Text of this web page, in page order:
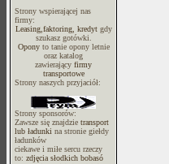
Strony wspierającej nas
firmy:
Leasing,faktoring, kredytgdy
szukasz gotówki.
Oponyto tanie opony letnie
oraz katalog
zawierający firmy
transportowe
Strony naszych przyjaciół:
Strony sponsorów:
Zawsze się znajdzie transport
lub ładunki na stronie giełdy
ładunków
ciekawe i miłe sercu rzeczy
to: zdjęcia słodkich bobasó